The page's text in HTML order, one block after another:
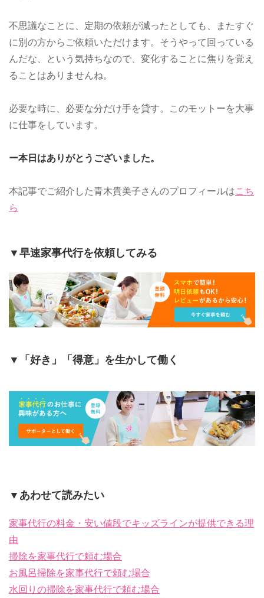
不思議なことに、定期の依頼が減ったとしても、またすぐ
に別の方からご依頼いただけます。そうやって回っている
んだな、という気持ちなので、変化することに焦りを覚え
ることはありませんね。
必要な時に、必要な分だけ手を貸す。このモットーを大事
に仕事をしています。
ー本日はありがとうございました。
本記事でご紹介した青木貴美子さんのプロフィールはこち
ら
▼早速家事代行を依頼してみる
▼ 「好き」「得意」を生かして働く
▼あわせて読みたい
家事代行の料金・安い値段でキッズラインが提供できる理
由
掃除を家事代行で頼む場合
お風呂掃除を家事代行で頼む場合
水回りの掃除を家事代行で頼む場合